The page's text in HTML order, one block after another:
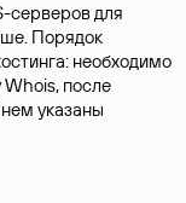
серверов для
Порядок
необходимо
после
указаны